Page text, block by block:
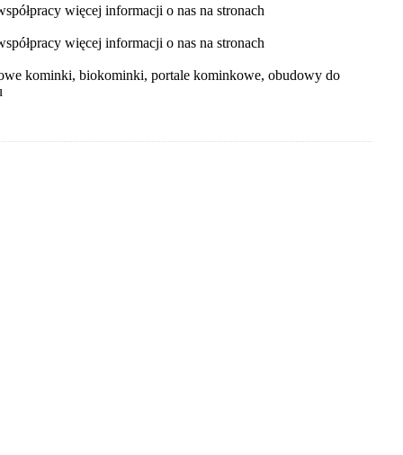
więcej informacji o nas na stronach
więcej informacji o nas na stronach
kominki, biokominki, portale kominkowe, obudowy do